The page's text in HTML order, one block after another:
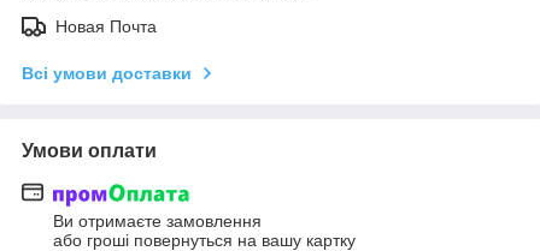
Новая Почта
Всі умови доставки
Умови оплати
Ви отримаєте замовлення
або гроші повернуться на вашу картку